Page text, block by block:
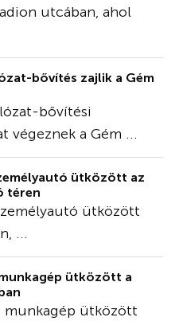
utcában, ahol
bővítés zajlik a Gém
bővítési
végeznek a Gém ...
ütközött az
téren
ütközött
...
ütközött a
munkagép ütközött